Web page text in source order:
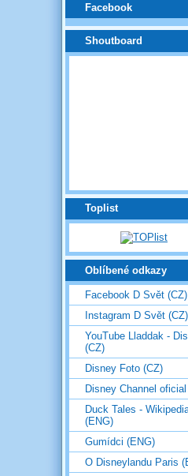
Facebook
Shoutboard
Toplist
Oblíbené odkazy
Facebook D Svět (CZ)
Instagram D Svět (CZ)
YouTube Lladdak -
(CZ)
Disney Foto (CZ)
Disney Channel
Duck Tales -
(ENG)
Gumídci (ENG)
O Disneylandu Paris